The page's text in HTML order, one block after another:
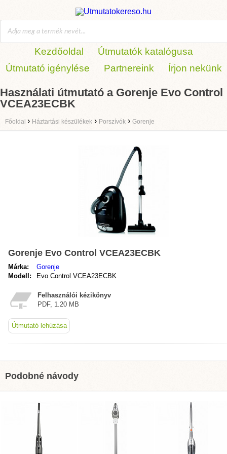
Kezdőoldal
Útmutatók katalógusa
Útmutató igénylése
Partnereink Írjon nekünk
Használati útmutató a Gorenje Evo Control
VCEA23ECBK
Főoldal › Háztartási készülékek › Porszívók › Gorenje
Gorenje Evo Control VCEA23ECBK
Márka:
Gorenje
Modell:
Evo Control VCEA23ECBK
Felhasználói kézikönyv
PDF, 1.20 MB
Útmutató lehúzása
Podobné návody